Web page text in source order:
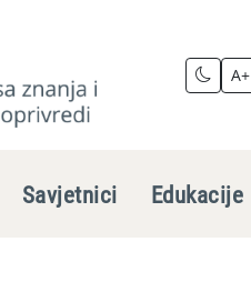
A+
Savjetnici Edukacije